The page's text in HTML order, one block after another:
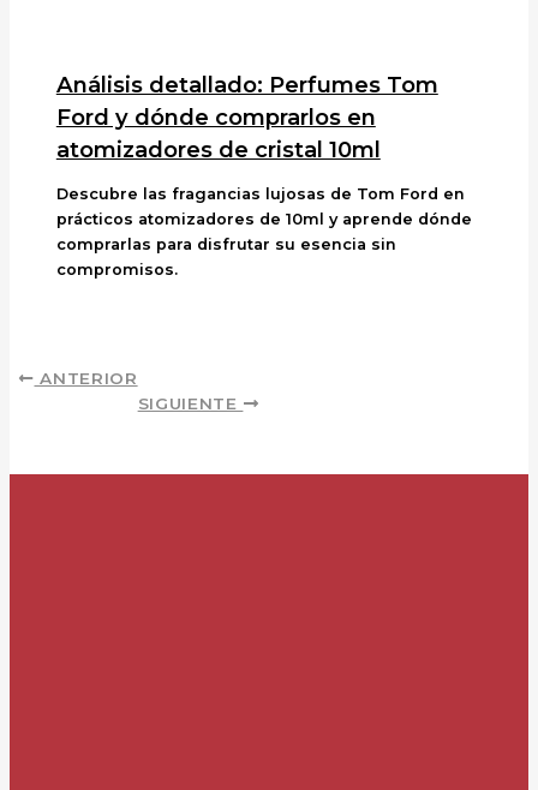
Análisis detallado: Perfumes Tom
Ford y dónde comprarlos en
atomizadores de cristal 10ml
Descubre las fragancias lujosas de Tom Ford en
prácticos atomizadores de 10ml y aprende dónde
comprarlas para disfrutar su esencia sin
compromisos.
ANTERIOR
SIGUIENTE